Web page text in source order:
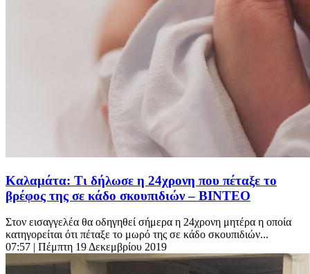
Καλαμάτα: Τι δήλωσε η 24χρονη που πέταξε το
βρέφος της σε κάδο σκουπιδιών – ΒΙΝΤΕΟ
Στον εισαγγελέα θα οδηγηθεί σήμερα η 24χρονη μητέρα η οποία
κατηγορείται ότι πέταξε το μωρό της σε κάδο σκουπιδιών...
07:57 | Πέμπτη 19 Δεκεμβρίου 2019